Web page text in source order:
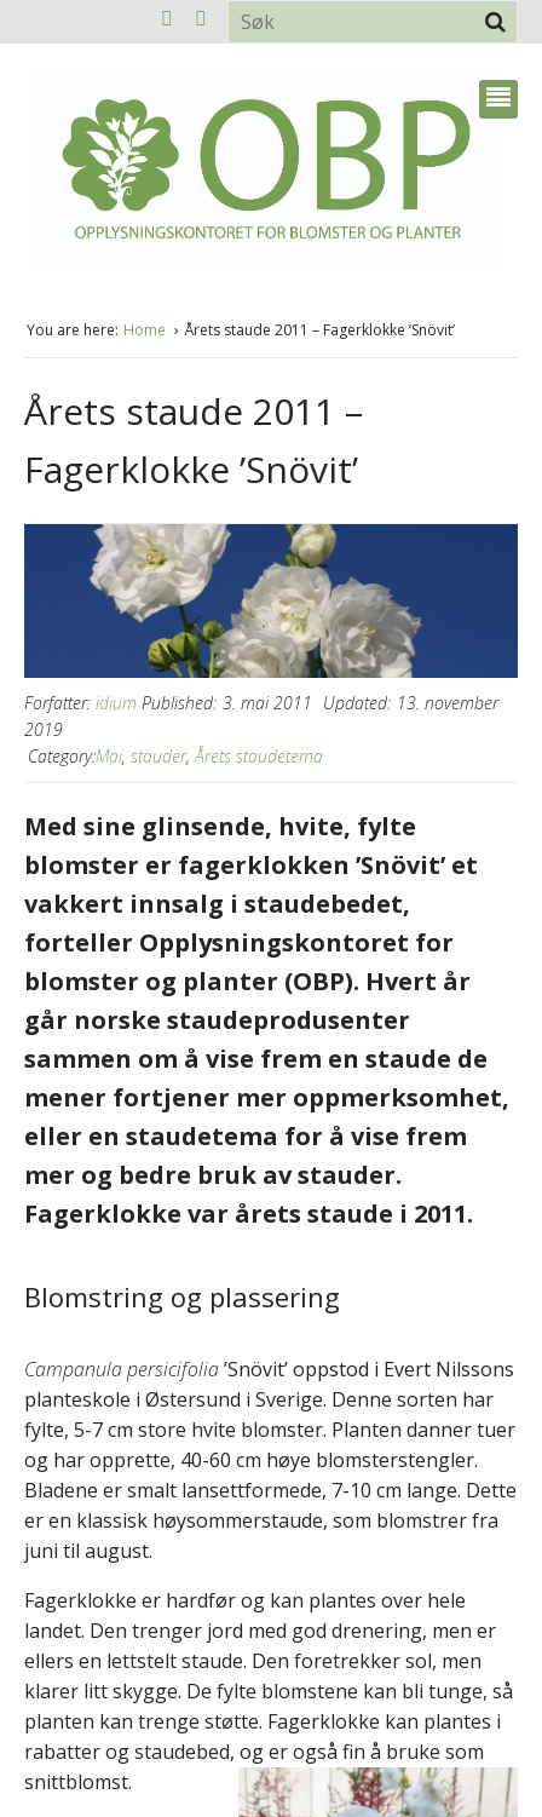
You are here: Home Årets staude 2011 – Fagerklokke ’Snövit’
Årets staude 2011 –
Fagerklokke ’Snövit’
Forfatter: idium Published: 3. mai 2011 Updated: 13. november
2019
Category:Mai, stauder,Årets staudetema
Med sine glinsende, hvite, fylte
blomster er fagerklokken ’Snövit’ et
vakkert innsalg i staudebedet,
forteller Opplysningskontoret for
blomster og planter (OBP). Hvert år
går norske staudeprodusenter
sammen om å vise frem en staude de
mener fortjener mer oppmerksomhet,
eller en staudetema for å vise frem
mer og bedre bruk av stauder.
Fagerklokke var årets staude i 2011.
Blomstring og plassering
Campanula persicifolia’Snövit’ oppstod i Evert Nilssons
planteskole i Østersund i Sverige. Denne sorten har
fylte, 5-7 cm store hvite blomster. Planten danner tuer
og har opprette, 40-60 cm høye blomsterstengler.
Bladene er smalt lansettformede, 7-10 cm lange. Dette
er en klassisk høysommerstaude, som blomstrer fra
juni til august.
Fagerklokke er hardfør og kan plantes over hele
landet. Den trenger jord med god drenering, men er
ellers en lettstelt staude. Den foretrekker sol, men
klarer litt skygge. De fylte blomstene kan bli tunge, så
planten kan trenge støtte. Fagerklokke kan plantes i
rabatter og staudebed, og er også fin å bruke som
snittblomst.